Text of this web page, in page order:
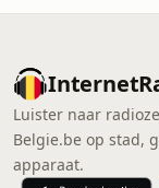
Luister naar
Belgie.be op stad,
apparaat.